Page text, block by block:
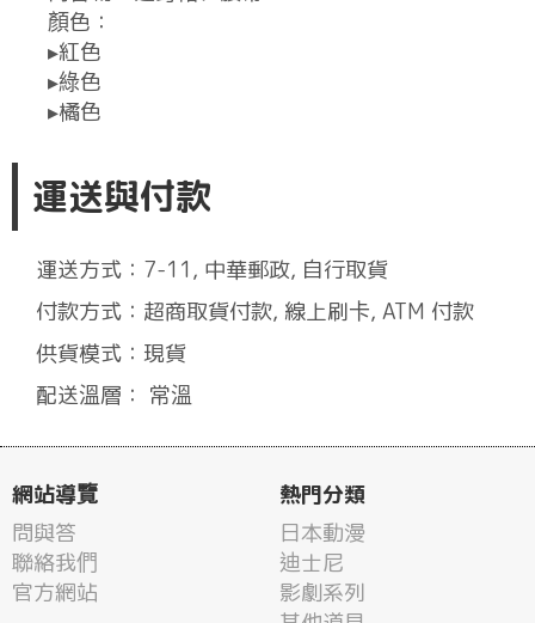
顏色：
▸紅色
▸綠色
▸橘色
運送與付款
運送方式：7-11, 中華郵政, 自行取貨
付款方式：超商取貨付款, 線上刷卡, ATM 付款
供貨模式：現貨
配送溫層： 常溫
網站導覽
問與答
聯絡我們
官方網站
熱門分類
日本動漫
迪士尼
影劇系列